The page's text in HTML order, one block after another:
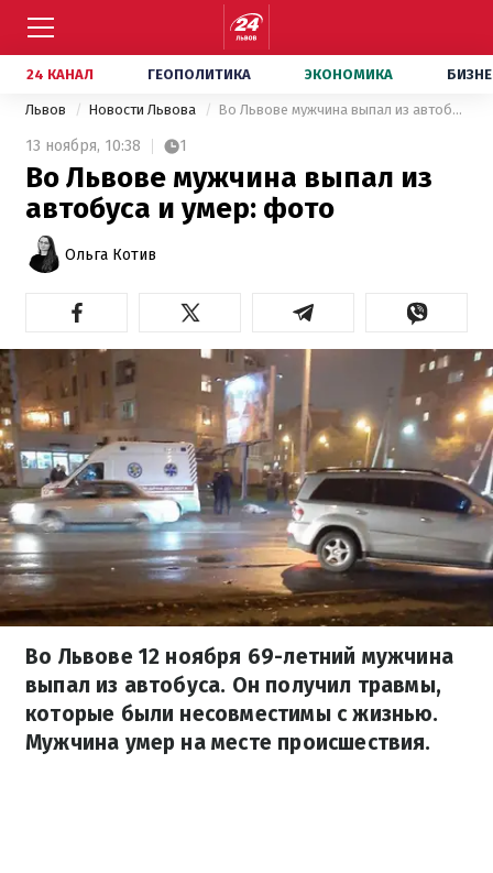
24 КАНАЛ ГЕОПОЛИТИКА ЭКОНОМИКА
Львов Новости Львова Во Львове мужчина выпал из автобуса и умер: фото
13 ноября, 10:38 1
Во Львове мужчина выпал из
автобуса и умер: фото
Ольга Котив
Во Львове 12 ноября 69-летний мужчина
выпал из автобуса. Он получил травмы,
которые были несовместимы с жизнью.
Мужчина умер на месте происшествия.